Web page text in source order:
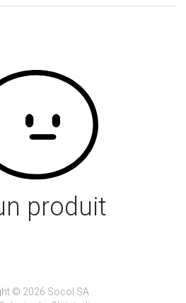
produit
© 2026 Socol SA